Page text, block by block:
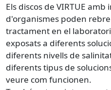
Els discos de VIRTUE amb
d'organismes poden
tractament en el
exposats a diferents
diferents nivells de
diferents tipus de
veure com funcionen.